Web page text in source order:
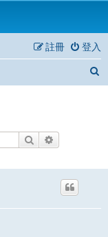
登入
註冊
搜尋